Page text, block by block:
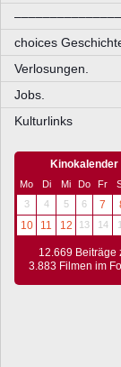
choices
Verlosungen.
Jobs.
Kulturlinks
Kinokalender
Mo Di Mi Do Fr
3
4 5 6 7
10
11 12 13 14
12.669 Beiträge
3.883 Filmen im